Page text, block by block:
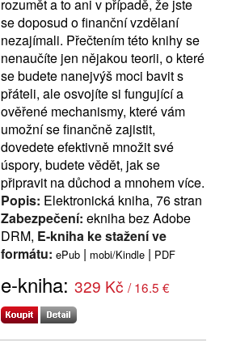
rozumět a to ani v případě, že jste
se doposud o finanční vzdělaní
nezajímali. Přečtením této knihy se
nenaučíte jen nějakou teorii, o které
se budete nanejvýš moci bavit s
přáteli, ale osvojíte si fungující a
ověřené mechanismy, které vám
umožní se finančně zajistit,
dovedete efektivně množit své
úspory, budete vědět, jak se
připravit na důchod a mnohem více.
Popis: Elektronická kniha, 76 stran
Zabezpečení: ekniha bez Adobe
DRM, E-kniha ke stažení ve
formátu: ePub | mobi/Kindle | PDF
e-kniha: 329 Kč / 16.5 €